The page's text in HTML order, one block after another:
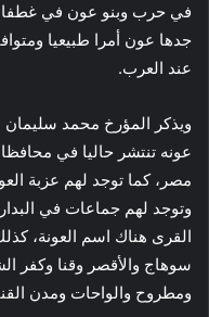
في حرب وبنو عون في
جدها عون أمرا طبيعيا
عند العرب.
ويذكر المؤرخ محمد
عونه تنتشر حاليا في
مصر، كما توجد لهم عزبة
وتوجد لهم جماعات في
القرى هناك اسم العونة،
سوهاج والأقصر وقنا وكفر
ومطروح والواحات ومدن